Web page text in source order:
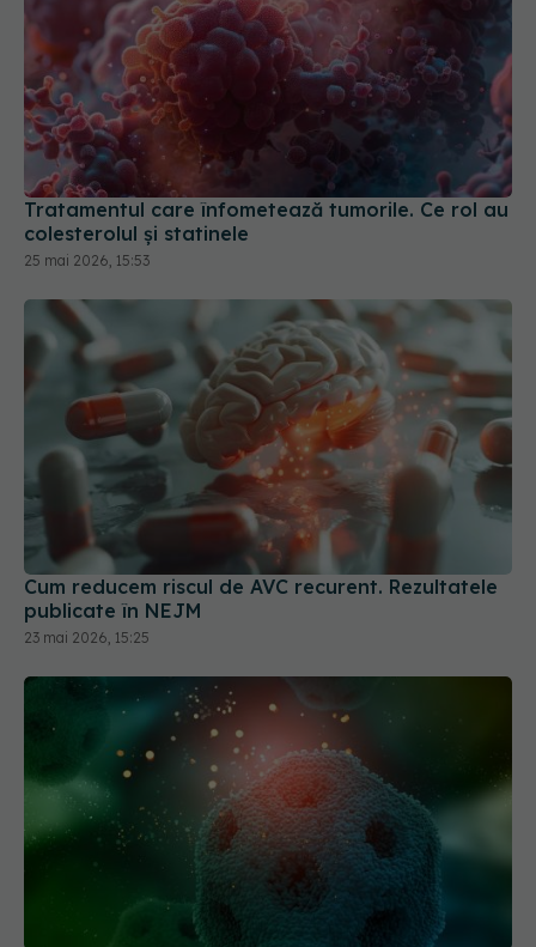
Tratamentul care înfometează tumorile. Ce rol au
colesterolul și statinele
25 mai 2026, 15:53
Cum reducem riscul de AVC recurent. Rezultatele
publicate în NEJM
23 mai 2026, 15:25
Tratamentul care elimină tumorile și blochează
rezistența la medicamente